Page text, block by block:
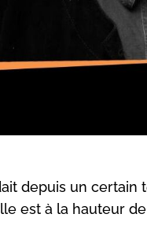
depuis un
est à la hauteur